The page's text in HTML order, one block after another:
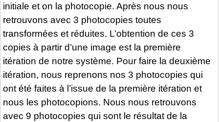
initiale et on la photocopie. Après nous nous
retrouvons avec 3 photocopies toutes
transformées et réduites. L’obtention de ces 3
copies à partir d’une image est la première
itération de notre système. Pour faire la deuxième
itération, nous reprenons nos 3 photocopies qui
ont été faites à l’issue de la première itération et
nous les photocopions. Nous nous retrouvons
avec 9 photocopies qui sont le résultat de la